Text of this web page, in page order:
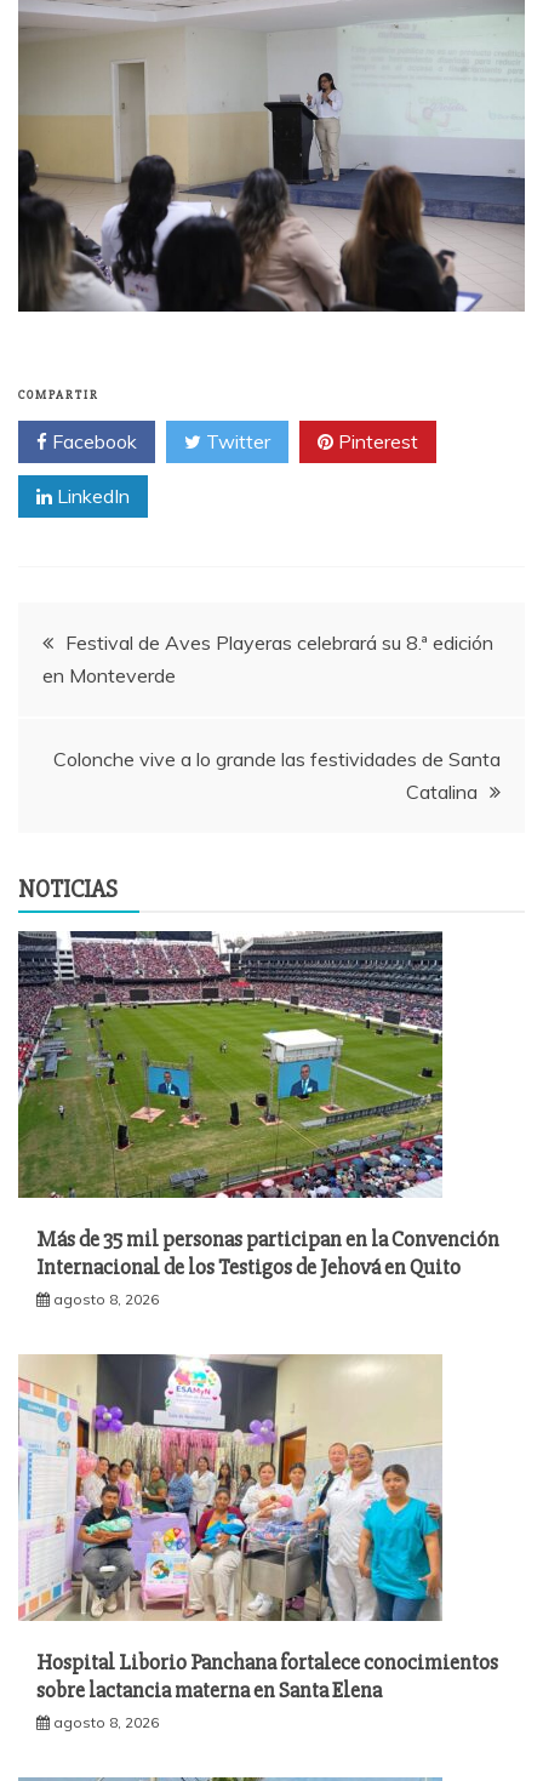
COMPARTIR
Facebook Twitter Pinterest
LinkedIn
Navegación
entradas
Festival de Aves Playeras celebrará su 8.ª edición
en Monteverde
Colonche vive a lo grande las festividades de Santa
Catalina
NOTICIAS
Más de 35 mil personas participan en la Convención
Internacional de los Testigos de Jehová en Quito
agosto 8, 2026
Hospital Liborio Panchana fortalece conocimientos
sobre lactancia materna en Santa Elena
agosto 8, 2026